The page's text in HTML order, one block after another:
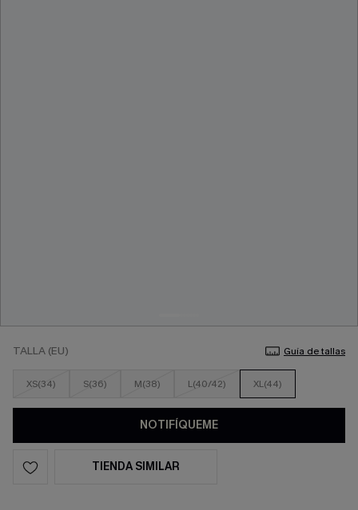
TALLA (EU) Guía de tallas
XS(34) S(36) M(38) L(40/42) XL(44)
NOTIFÍQUEME
TIENDA SIMILAR